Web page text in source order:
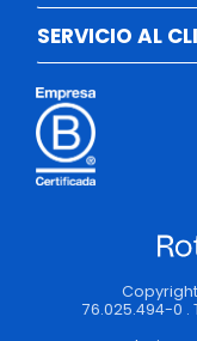
SERVICIO AL
Copyright
76.025.494-0 .